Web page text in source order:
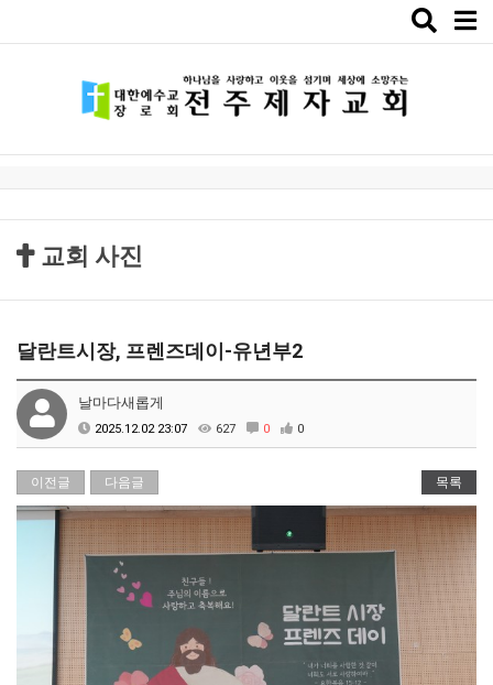
Toggle
교회 사진
달란트시장, 프렌즈데이-유년부2
날마다새롭게
2025.12.02 23:07 627 0 0
이전글 다음글 목록